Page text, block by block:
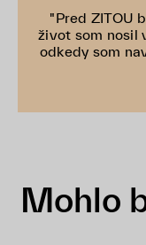
"Pred ZITOU
život som nosil
odkedy som
Mohlo